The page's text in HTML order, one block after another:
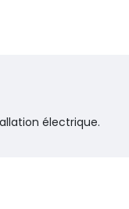
électrique.